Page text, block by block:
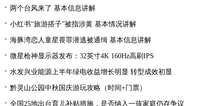
两个台风来了 基本信息讲解
小红书“旅游搭子”被指涉黄 基本情况讲解
海豚湾恋人童星畏罪潜逃被通缉 基本信息讲解
微星枪神显示器发布：32英寸4K 160Hz高刷IPS
水发兴业能源上半年绿电收益增长明显 转型成效初显
黔灵山公园中秋国庆游玩攻略（时间+门票）
全国25地出台育儿补贴措施，是否纳入一孩家庭仍存争议